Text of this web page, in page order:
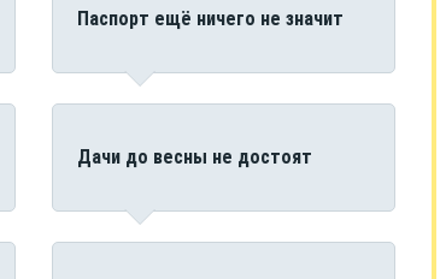
Паспорт ещё ничего не значит
Дачи до весны не достоят